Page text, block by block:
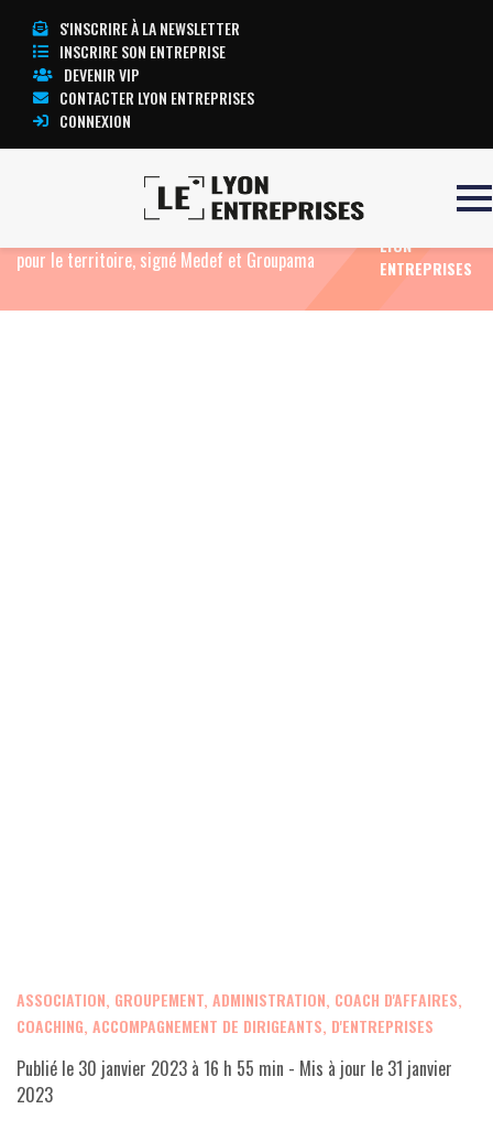
S'INSCRIRE À LA NEWSLETTER
INSCRIRE SON ENTREPRISE
DEVENIR VIP
CONTACTER LYON ENTREPRISES
CONNEXION
Le 1er accélérateur en France
pour le territoire, signé Medef et Groupama
LYON
ENTREPRISES
ASSOCIATION, GROUPEMENT, ADMINISTRATION, COACH D'AFFAIRES,
COACHING, ACCOMPAGNEMENT DE DIRIGEANTS, D'ENTREPRISES
Publié le 30 janvier 2023 à 16 h 55 min - Mis à jour le 31 janvier
2023